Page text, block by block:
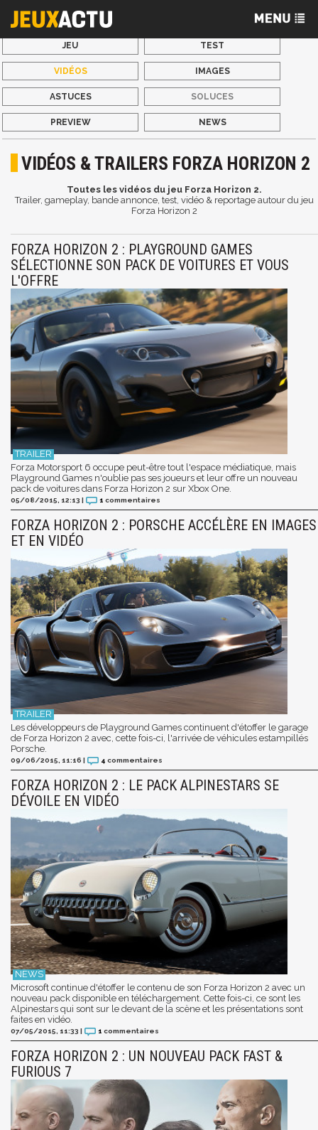
JEU TEST
VIDÉOS IMAGES
ASTUCES SOLUCES
PREVIEW NEWS
VIDÉOS & TRAILERS FORZA HORIZON 2
Toutes les vidéos du jeu Forza Horizon 2.
Trailer, gameplay, bande annonce, test, vidéo & reportage autour du jeu
Forza Horizon 2
FORZA HORIZON 2 : PLAYGROUND GAMES
SÉLECTIONNE SON PACK DE VOITURES ET VOUS
L'OFFRE
Forza Motorsport 6 occupe peut-être tout l'espace médiatique, mais
Playground Games n'oublie pas ses joueurs et leur offre un nouveau
pack de voitures dans Forza Horizon 2 sur Xbox One.
05/08/2015, 12:13 | 1 commentaires
FORZA HORIZON 2 : PORSCHE ACCÉLÈRE EN IMAGES
ET EN VIDÉO
Les développeurs de Playground Games continuent d'étoffer le garage
de Forza Horizon 2 avec, cette fois-ci, l'arrivée de véhicules estampillés
Porsche.
09/06/2015, 11:16 | 4 commentaires
FORZA HORIZON 2 : LE PACK ALPINESTARS SE
DÉVOILE EN VIDÉO
Microsoft continue d'étoffer le contenu de son Forza Horizon 2 avec un
nouveau pack disponible en téléchargement. Cette fois-ci, ce sont les
Alpinestars qui sont sur le devant de la scène et les présentations sont
faites en vidéo.
07/05/2015, 11:33 | 1 commentaires
FORZA HORIZON 2 : UN NOUVEAU PACK FAST &
FURIOUS 7